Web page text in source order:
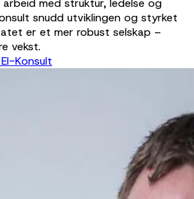
med struktur, ledelse og
snudd utviklingen og styrket
er et mer robust selskap –
vekst.
Konsult